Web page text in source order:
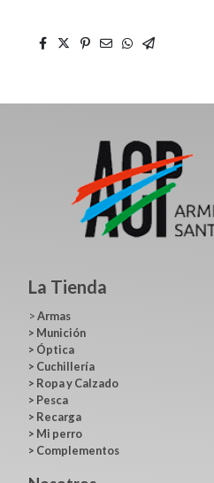
La Tienda
>Armas
> Munición
> Óptica
> Cuchillería
> Ropa y Calzado
> Pesca
> Recarga
> Mi perro
> Complementos